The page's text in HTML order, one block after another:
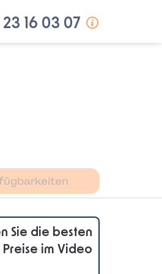
23 16 03 07
Sie die besten
Preise im Video